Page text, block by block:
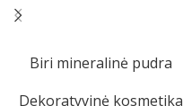
Biri mineralinė pudra
Dekoratyvinė kosmetika